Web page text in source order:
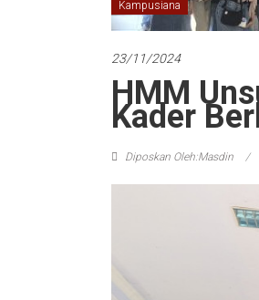
Kampusiana
23/11/2024
HMM
Kader
Diposkan Oleh:Masdin